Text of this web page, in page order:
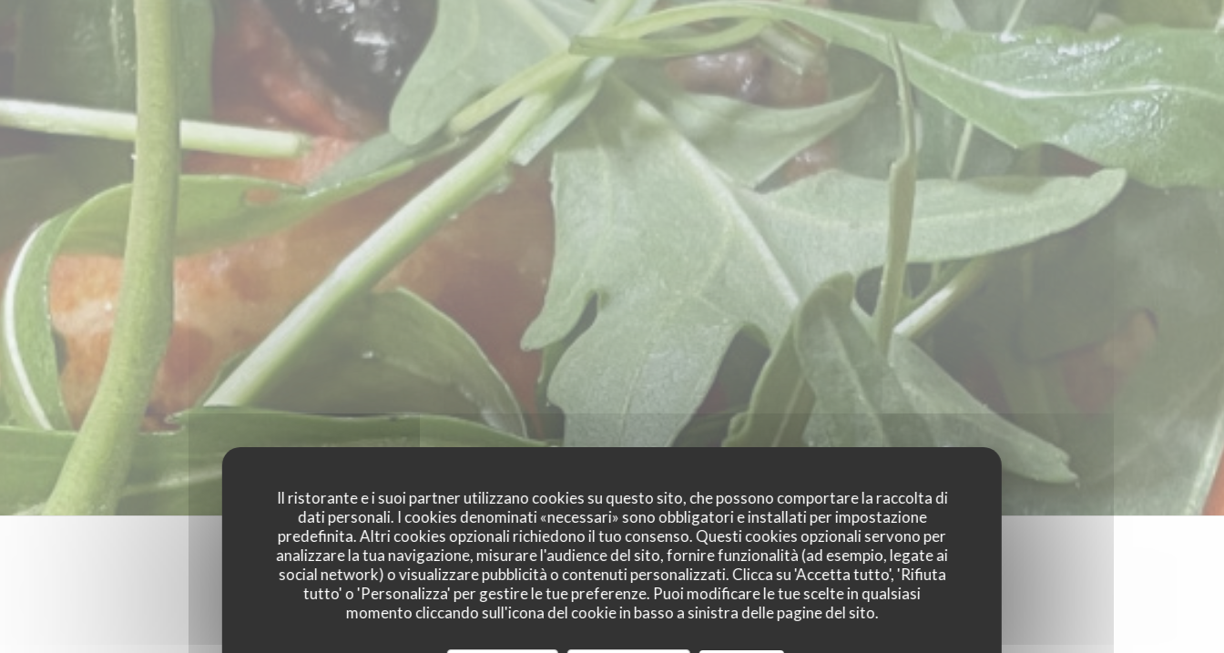
Il ristorante e i suoi partner utilizzano cookies su questo sito, che possono comportare la raccolta di
dati personali. I cookies denominati «necessari» sono obbligatori e installati per impostazione
predefinita. Altri cookies opzionali richiedono il tuo consenso. Questi cookies opzionali servono per
analizzare la tua navigazione, misurare l'audience del sito, fornire funzionalità (ad esempio, legate ai
social network) o visualizzare pubblicità o contenuti personalizzati. Clicca su 'Accetta tutto', 'Rifiuta
tutto' o 'Personalizza' per gestire le tue preferenze. Puoi modificare le tue scelte in qualsiasi
momento cliccando sull'icona del cookie in basso a sinistra delle pagine del sito.
Benvenuti